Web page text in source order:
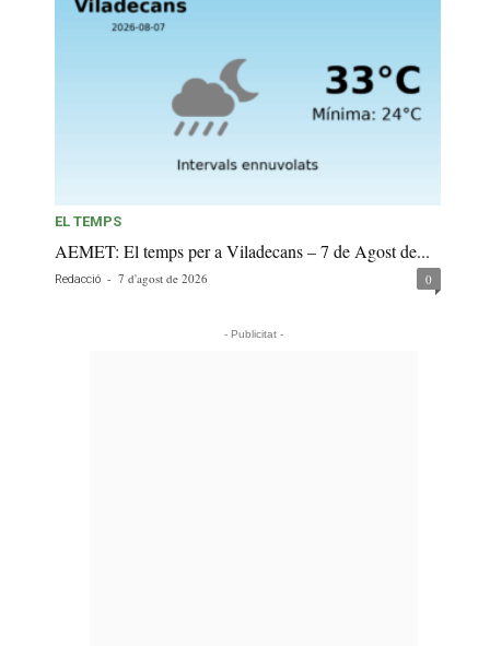
EL TEMPS
AEMET: El temps per a Viladecans – 7 de Agost de...
Redacció - 7 d'agost de 2026 0
- Publicitat -